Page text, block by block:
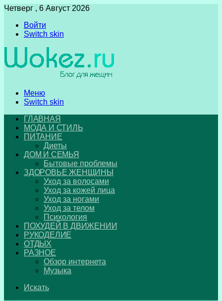
Четверг , 6 Август 2026
Войти
Switch skin
Меню
Switch skin
ГЛАВНАЯ
МОДА И СТИЛЬ
ПИТАНИЕ
Диеты
ДОМ И СЕМЬЯ
Бытовые проблемы
ЗДОРОВЬЕ ЖЕНЩИНЫ
Уход за волосами
Уход за кожей лица
Уход за ногами
Уход за телом
Психология
ПОХУДЕЙ В ДВИЖЕНИИ
РУКОДЕЛИЕ
ОТДЫХ
РАЗНОЕ
Обзор интернета
Музыка
Искать